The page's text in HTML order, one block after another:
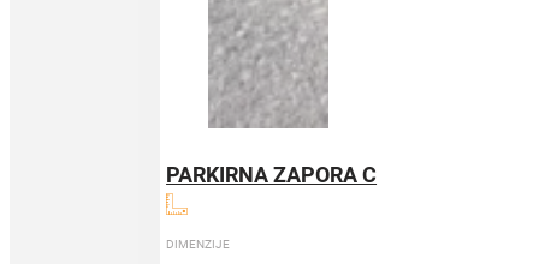
PARKIRNA ZAPORA C
DIMENZIJE